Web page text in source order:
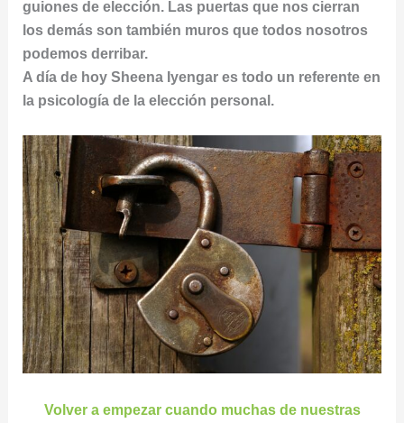
guiones de elección. Las puertas que nos cierran
los demás son también muros que todos nosotros
podemos derribar.
A día de hoy Sheena Iyengar es todo un referente en
la psicología de la elección personal.
Volver a empezar cuando muchas de nuestras